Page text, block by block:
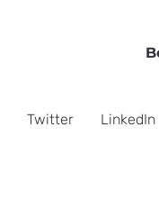
Twitter LinkedIn